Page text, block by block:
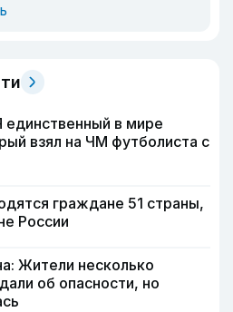
в мире
взял на ЧМ футболиста с
граждане 51 страны,
России
Жители несколько
об опасности, но